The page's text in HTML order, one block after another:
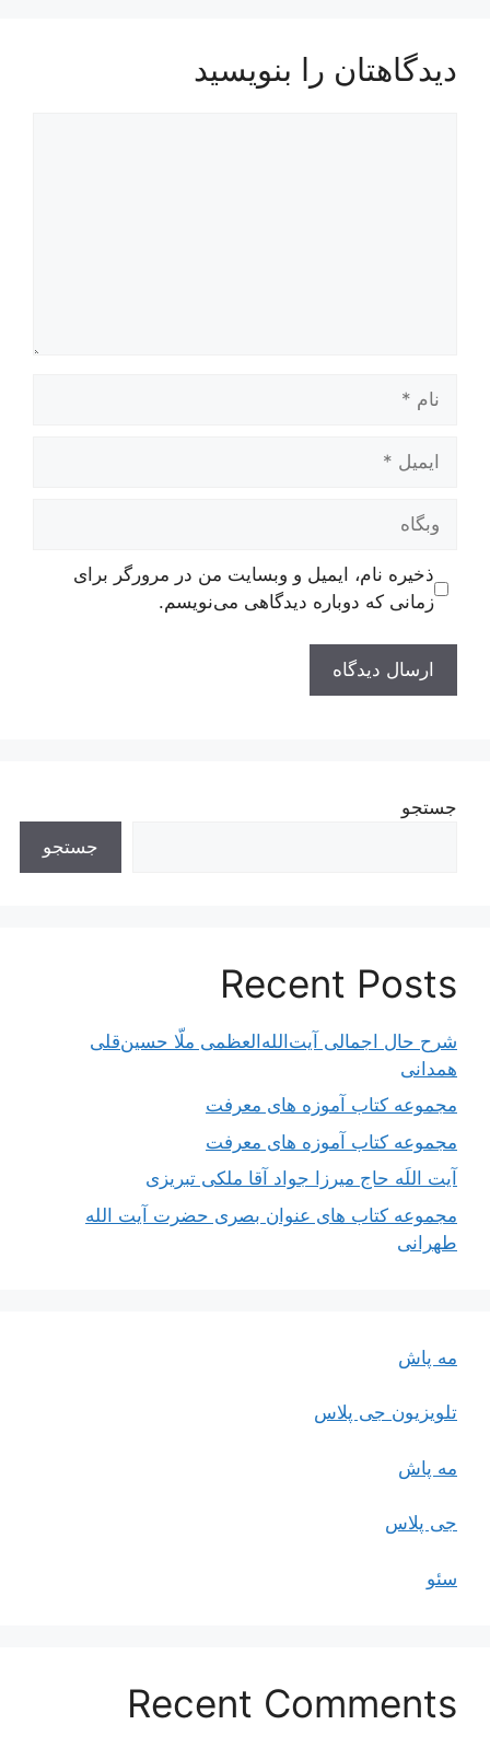
دیدگاهتان را بنویسید
ایمیل
وبگاه
ذخیره نام، ایمیل و وبسایت من در مرورگر برای
زمانی که دوباره دیدگاهی می‌نویسم.
جستجو
جستجو
Recent Posts
شرح حال اجمالی آیت‌الله‌العظمی ملّا حسین‌قلی
همدانی
مجموعه کتاب آموزه های معرفت
مجموعه کتاب آموزه های معرفت
آیت اللَه حاج میرزا جواد آقا ملکی تبریزی
مجموعه کتاب های عنوان بصری حضرت آیت الله
طهرانی
مه پاش
تلویزیون جی پلاس
مه پاش
جی پلاس
سئو
Recent Comments